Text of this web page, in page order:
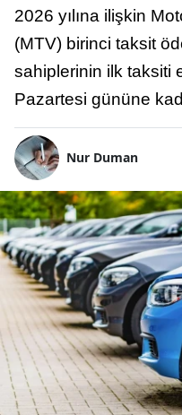
2026 yılına ilişkin
(MTV) birinci taksit
sahiplerinin ilk taksiti
Pazartesi gününe
Nur Duman